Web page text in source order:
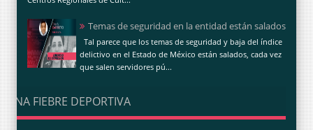
Temas de seguridad en la entidad están salados
Tal parece que los temas de seguridad y baja del índice
delictivo en el Estado de México están salados, cada vez
que salen servidores pú...
UNA FIEBRE DEPORTIVA